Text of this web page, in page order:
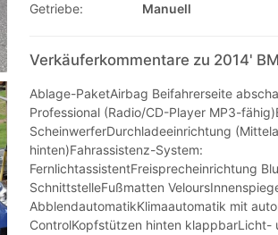
Getriebe:
Manuell
Verkäuferkommentare zu 2014'
Ablage-PaketAirbag Beifahrerseite
Professional (Radio/CD-Player MP3-
ScheinwerferDurchladeeinrichtung
hinten)Fahrassistenz-System:
FernlichtassistentFreisprecheinrichtung
SchnittstelleFußmatten
AbblendautomatikKlimaautomatik mit
ControlKopfstützen hinten klappbarLicht-